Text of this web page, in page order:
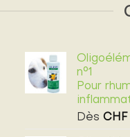
n°1
Pour
Dès CHF